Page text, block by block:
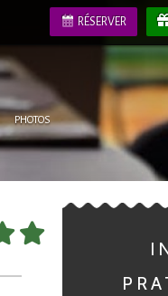
RÉSERVER
PHOTOS